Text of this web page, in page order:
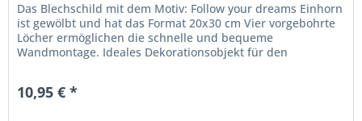
Das Blechschild mit dem Motiv: Follow your dreams Einhorn
ist gewölbt und hat das Format 20x30 cm Vier vorgebohrte
Löcher ermöglichen die schnelle und bequeme
Wandmontage. Ideales Dekorationsobjekt für den
10,95 € *